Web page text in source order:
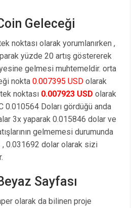
Geleceği
noktası olarak yorumlanırken ,
yüzde 20 artış göstererek
gelmesi muhtemeldir. orta
nokta 0.007395 USD olarak
noktası 0.007923 USD olarak
0.010564 Doları gördüğü anda
3x yaparak 0.015846 dolar ve
gelmemesi durumunda
0.031692 dolar olarak sizi
Sayfası
olarak da bilinen proje